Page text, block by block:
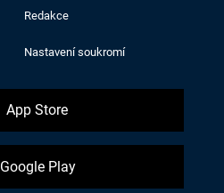
Redakce
Nastavení soukromí
App Store
Google Play